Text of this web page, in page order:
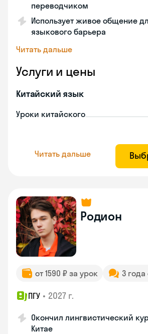
переводчиком
Использует живое общение
языкового барьера
Читать дальше
Услуги и цены
Китайский язык
Уроки китайского
Читать дальше
Родион
от 1590 ₽ за урок 3
ПГУ • 2027 г.
Окончил лингвистический
Китае